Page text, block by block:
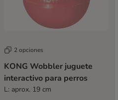
2 opciones
KONG Wobbler juguete
interactivo para perros
L: aprox. 19 cm